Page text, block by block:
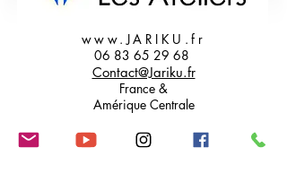
www.JARIKU.fr
06 83 65 29 68
Contact@Jariku.fr
France &
Amérique Centrale